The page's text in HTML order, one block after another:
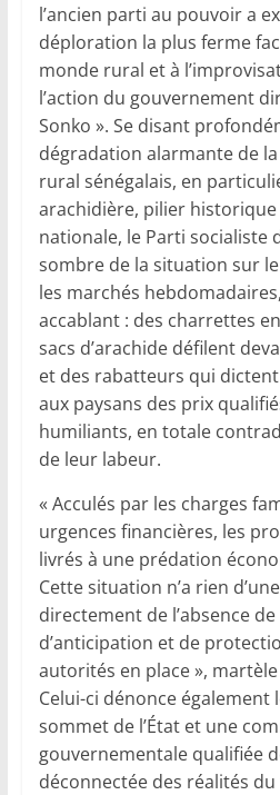
l’ancien parti au pouvoir a
déploration la plus ferme
monde rural et à
l’action du gouvernement
Sonko ». Se disant
dégradation alarmante de
rural sénégalais, en
arachidière, pilier historique
nationale, le Parti socialiste
sombre de la situation sur
les marchés
accablant : des charrettes
sacs d’arachide défilent
et des rabatteurs qui
aux paysans des prix
humiliants, en totale
de leur labeur.
« Acculés par les charges
urgences financières, les
livrés à une prédation
Cette situation n’a rien
directement de l’absence
d’anticipation et de
autorités en place »,
Celui-ci dénonce
sommet de l’État et une
gouvernementale qualifiée
déconnectée des réalités